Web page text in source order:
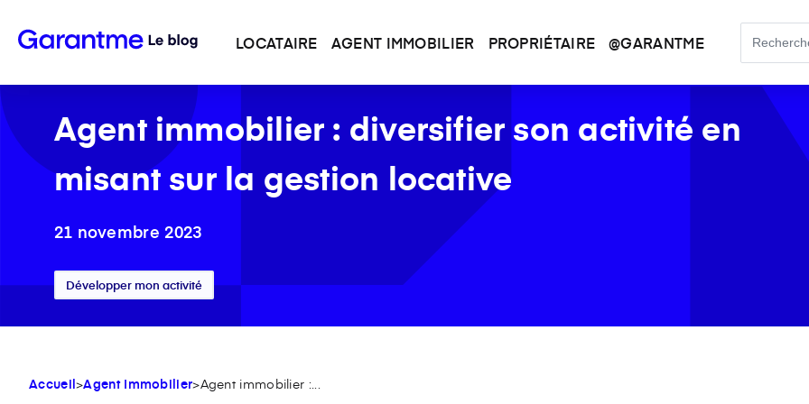
LOCATAIRE AGENT IMMOBILIER PROPRIÉTAIRE @GARANTME
Agent immobilier : diversifier son activité en
misant sur la gestion locative
21 novembre 2023
Développer mon activité
Accueil>Agent Immobilier>Agent immobilier :...